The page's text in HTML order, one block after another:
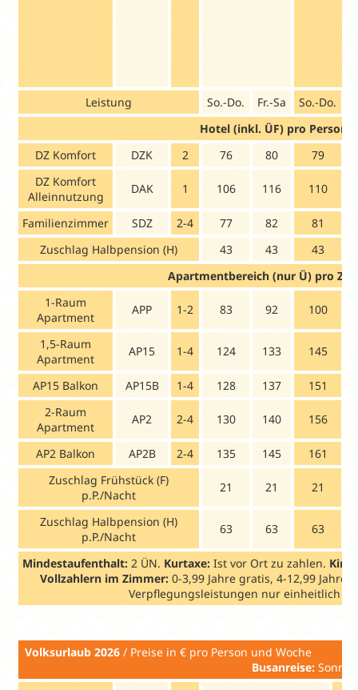
Leistung So.-Do. Fr.-Sa So.-Do.
Hotel (inkl. ÜF) pro Person/
DZ Komfort
DZK 2 76 80 79
DZ Komfort
Alleinnutzung
DAK 1 106 116 110
Familienzimmer SDZ 2-4 77 82 81
Zuschlag Halbpension (H)
43 43 43
Apartmentbereich (nur Ü) pro
1-Raum
Apartment
APP 1-2 83 92 100
1,5-Raum
Apartment
AP15 1-4 124 133 145
AP15 Balkon AP15B 1-4 128 137 151
2-Raum
Apartment
AP2 2-4 130 140 156
AP2 Balkon AP2B 2-4 135 145 161
Zuschlag Frühstück (F)
p.P./Nacht
21 21 21
Zuschlag Halbpension (H)
p.P./Nacht
63 63 63
Mindestaufenthalt: 2 ÜN. Kurtaxe: Ist vor Ort zu zahlen.
Vollzahlern im Zimmer: 0-3,99 Jahre gratis, 4-12,99 Jahre
Verpflegungsleistungen nur einheitlich
Volksurlaub 2026 / Preise in € pro
Busanreise: